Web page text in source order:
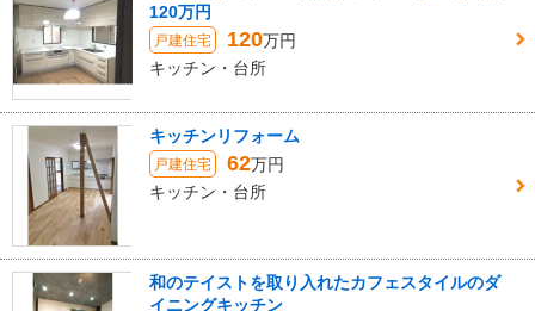
120万円
戸建住宅 120万円
キッチン・台所
キッチンリフォーム
戸建住宅 62万円
キッチン・台所
和のテイストを取り入れたカフェスタイルのダ
イニングキッチン